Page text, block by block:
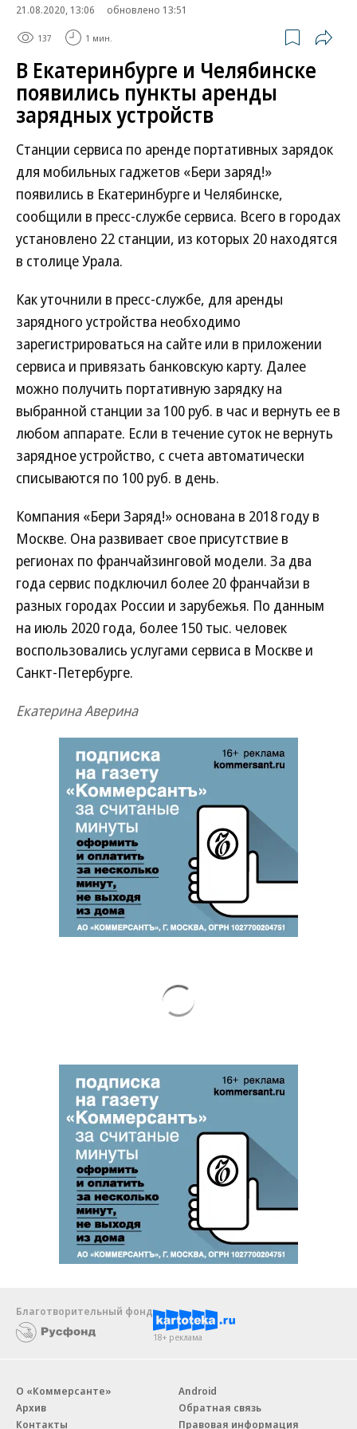
21.08.2020, 13:06
обновлено 13:51
137 1 мин.
В Екатеринбурге и Челябинске
появились пункты аренды
зарядных устройств
Станции сервиса по аренде портативных зарядок
для мобильных гаджетов «Бери заряд!»
появились в Екатеринбурге и Челябинске,
сообщили в пресс-службе сервиса. Всего в городах
установлено 22 станции, из которых 20 находятся
в столице Урала.
Как уточнили в пресс-службе, для аренды
зарядного устройства необходимо
зарегистрироваться на сайте или в приложении
сервиса и привязать банковскую карту. Далее
можно получить портативную зарядку на
выбранной станции за 100 руб. в час и вернуть ее в
любом аппарате. Если в течение суток не вернуть
зарядное устройство, с счета автоматически
списываются по 100 руб. в день.
Компания «Бери Заряд!» основана в 2018 году в
Москве. Она развивает свое присутствие в
регионах по франчайзинговой модели. За два
года сервис подключил более 20 франчайзи в
разных городах России и зарубежья. По данным
на июль 2020 года, более 150 тыс. человек
воспользовались услугами сервиса в Москве и
Санкт-Петербурге.
Екатерина Аверина
Благотворительный фонд
18+ реклама
О «Коммерсанте»
Архив
Контакты
Android
Обратная связь
Правовая информация